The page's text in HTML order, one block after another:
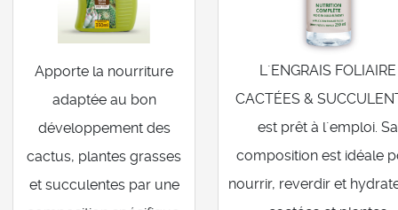
Apporte la nourriture
adaptée au bon
développement des
cactus, plantes grasses
et succulentes par une
L´ENGRAIS FOLIAIRE
CACTÉES &
est prêt à l´emploi. Sa
composition est idéale
nourrir, reverdir et